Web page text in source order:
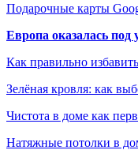
Подарочные карты
Европа оказалась под
Как правильно
Зелёная кровля: как
Чистота в доме как
Натяжные потолки в